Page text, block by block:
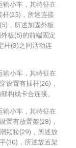
输小车，其特征在
杆(25)，所述连接
，所述加固外板
板(5)的前端固定
杆(3)之间活动连
输小车，其特征在
设置有插杆(26)，
构成卡合连接。
输小车，其特征在
置有放置架(28)，
颗粒(29)，所述放
(30)，所述放置架